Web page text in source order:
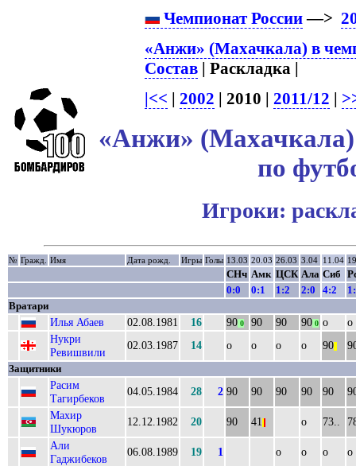
Чемпионат России—>
«Анжи» (Махачкала) в
Состав | Раскладка |
|<< | 2002 | 2010 | 2011/12 |
«Анжи» (Махачкала)
по
Игроки:
№ Гражд. Имя Дата рожд. Игры Голы 13.03 20.03 26.03 3.04 11.04
СНч Амк ЦСК Ала Сиб
0:0
0:1 1:2 2:0 4:2
Вратари
Илья Абаев 02.08.1981 16 90 0 90 90 90 0 о
о
Нукри
Ревишвили
02.03.1987 14 о о о о 90
Защитники
Расим
Тагирбеков
04.05.1984 28 2 90 90 90 90 90
Махир
Шукюров
12.12.1982 20 90 41 о 73..
Али
Гаджибеков
06.08.1989 19 1 о о о
о